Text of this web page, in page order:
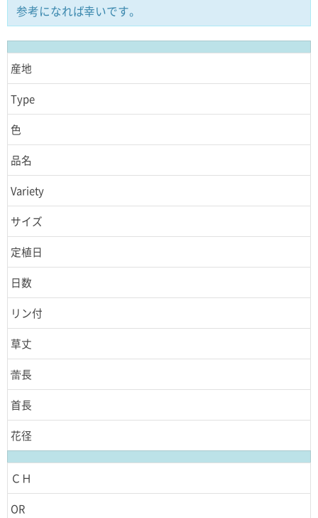
参考になれば幸いです。
産地
Type
色
品名
Variety
サイズ
定植日
日数
リン付
草丈
蕾長
首長
花径
ＣＨ
OR